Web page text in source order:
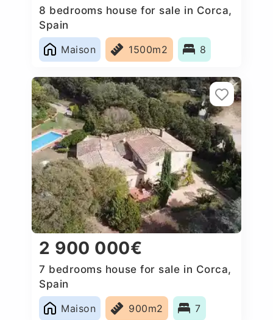
8 bedrooms house for sale in Corca,
Spain
Maison
1500m2 8
2 900 000€
7 bedrooms house for sale in Corca,
Spain
Maison
900m2 7